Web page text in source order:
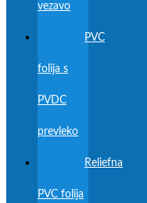
vezavo
PVC
folija s
PVDC
prevleko
Reliefna
PVC folija